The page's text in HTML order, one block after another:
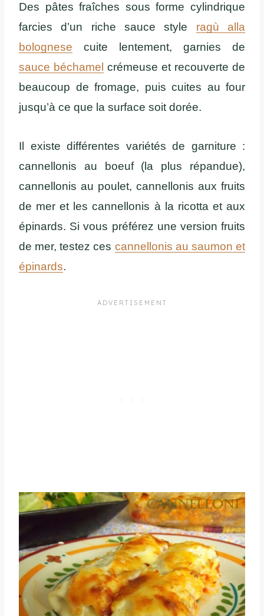
Des pâtes fraîches sous forme cylindrique
farcies d’un riche sauce style ragù alla
bolognese cuite lentement, garnies de
sauce béchamel crémeuse et recouverte de
beaucoup de fromage, puis cuites au four
jusqu’à ce que la surface soit dorée.
Il existe différentes variétés de garniture :
cannellonis au boeuf (la plus répandue),
cannellonis au poulet, cannellonis aux fruits
de mer et les cannellonis à la ricotta et aux
épinards. Si vous préférez une version fruits
de mer, testez ces cannellonis au saumon et
épinards.